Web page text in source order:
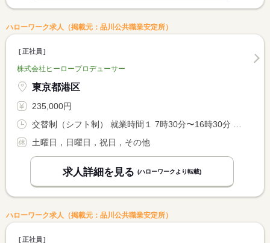
ハローワーク求人（掲載元：品川公共職業安定所）
正社員
株式会社ヒーロープロデューサー
東京都港区
235,000円
土曜日，日曜日，祝日，その他
求人詳細を見る (ハローワークより転載)
ハローワーク求人（掲載元：品川公共職業安定所）
正社員